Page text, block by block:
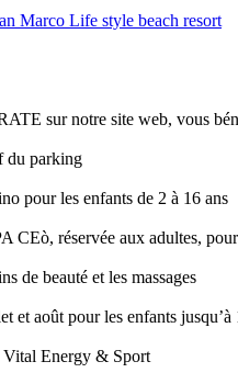
Marco Life style beach resort
sur notre site web, vous
du parking
pour les enfants de 2 à 16 ans
CEò, réservée aux adultes,
de beauté et les massages
et août pour les enfants jusqu’à
Vital Energy & Sport